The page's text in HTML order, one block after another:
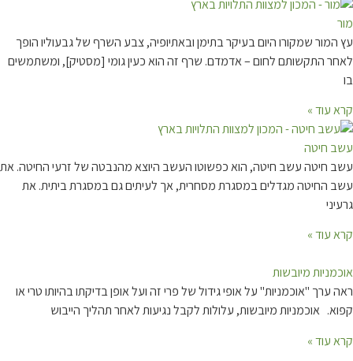
מור
עץ המור שמקורו היום בעיקר בתימן ובאתיופיה, צבע השרף של גבעוליו הופך
לאחר התקשותם לחום – אדמדם. שרף זה הוא כעין גומי [מסטיק], ומשתמשים
בו
קרא עוד »
עשב חיטה
עשב חיטה עשב חיטה, הוא כפשוטו העשב היוצא מהנבטה של זרעי החיטה. את
עשב החיטה מגדלים במסגרת מסחרית, אך לעיתים גם במסגרת ביתית. את
גרעיני
קרא עוד »
אוכמניות מיובשות
ראה ערך "אוכמניות" על אופי גידול של פרי זה ועל אופן בדיקתו בהיותו טרי או
קפוא. אוכמניות מיובשות, עלולות לקבל נגיעות לאחר תהליך הייבוש
קרא עוד »